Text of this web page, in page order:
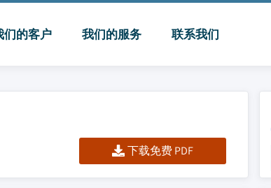
们的客户 我们的服务 联系我们
下载免费 PDF